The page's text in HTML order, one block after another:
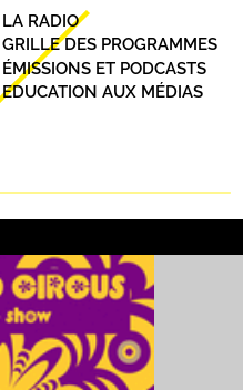
Principal
LA RADIO
GRILLE DES PROGRAMMES
ÉMISSIONS ET PODCASTS
EDUCATION AUX MÉDIAS